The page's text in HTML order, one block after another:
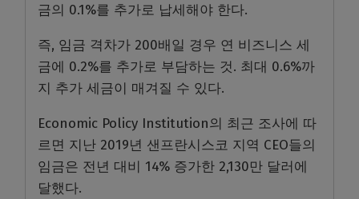
금의 0.1%를 추가로 납세해야 한다.
즉, 임금 격차가 200배일 경우 연 비즈니스 세
금에 0.2%를 추가로 부담하는 것. 최대 0.6%까
지 추가 세금이 매겨질 수 있다.
Economic Policy Institution의 최근 조사에 따
르면 지난 2019년 샌프란시스코 지역 CEO들의
임금은 전년 대비 14% 증가한 2,130만 달러에
달했다.